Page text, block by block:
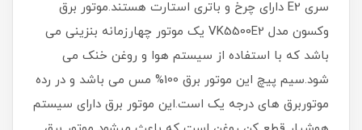
سری E2 دارای چرخ و باتری استارت هستند.موتور برق
وکسون مدل VK5500E2 یک موتور چهارزمانه بنزینی می
باشد که با استفاده از سیستم هوا و روغن خنک می
شود.سیم پیچ این موتور برق 100% مس می باشد و در رده
موتوربرق های درجه یک است.این موتور برق دارای سیستم